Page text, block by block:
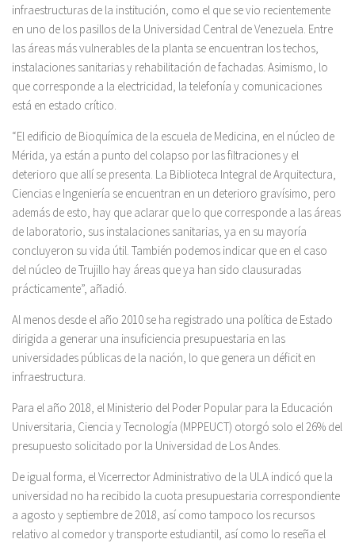
infraestructuras de la institución, como el que se vio recientemente
en uno de los pasillos de la Universidad Central de Venezuela. Entre
las áreas más vulnerables de la planta se encuentran los techos,
instalaciones sanitarias y rehabilitación de fachadas. Asimismo, lo
que corresponde a la electricidad, la telefonía y comunicaciones
está en estado crítico.
“El edificio de Bioquímica de la escuela de Medicina, en el núcleo de
Mérida, ya están a punto del colapso por las filtraciones y el
deterioro que allí se presenta. La Biblioteca Integral de Arquitectura,
Ciencias e Ingeniería se encuentran en un deterioro gravísimo, pero
además de esto, hay que aclarar que lo que corresponde a las áreas
de laboratorio, sus instalaciones sanitarias, ya en su mayoría
concluyeron su vida útil. También podemos indicar que en el caso
del núcleo de Trujillo hay áreas que ya han sido clausuradas
prácticamente”, añadió.
Al menos desde el año 2010 se ha registrado una política de Estado
dirigida a generar una insuficiencia presupuestaria en las
universidades públicas de la nación, lo que genera un déficit en
infraestructura.
Para el año 2018, el Ministerio del Poder Popular para la Educación
Universitaria, Ciencia y Tecnología (MPPEUCT) otorgó solo el 26% del
presupuesto solicitado por la Universidad de Los Andes.
De igual forma, el Vicerrector Administrativo de la ULA indicó que la
universidad no ha recibido la cuota presupuestaria correspondiente
a agosto y septiembre de 2018, así como tampoco los recursos
relativo al comedor y transporte estudiantil, así como lo reseña el